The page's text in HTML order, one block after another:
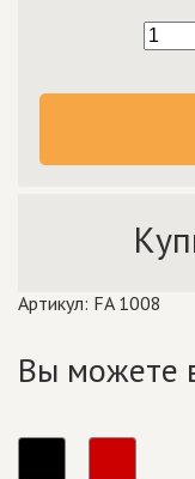
Артикул: FA 1008
Вы можете